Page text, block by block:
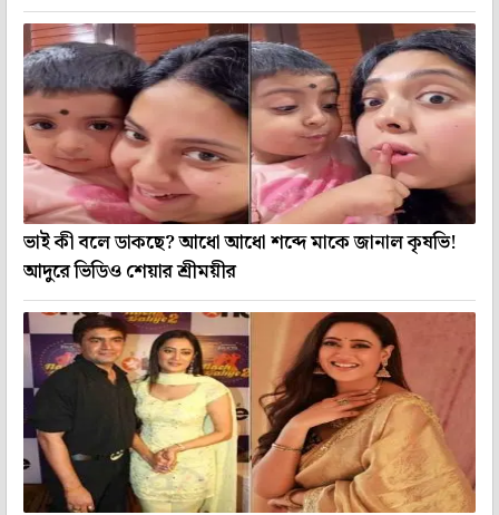
ভাই কী বলে ডাকছে? আধো আধো শব্দে মাকে জানাল কৃষভি!
আদুরে ভিডিও শেয়ার শ্রীময়ীর